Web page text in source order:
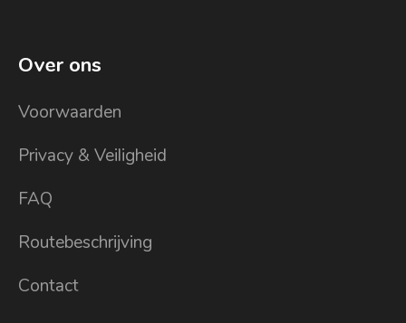
Over ons
Voorwaarden
Privacy & Veiligheid
FAQ
Routebeschrijving
Contact